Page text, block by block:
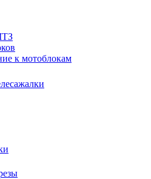
к мотоблокам